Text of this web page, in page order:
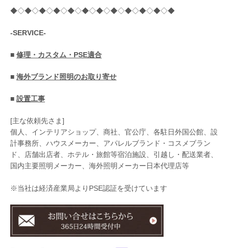
◆◇◆◇◆◇◆◇◆◇◆◇◆◇◆◇◆◇◆◇◆◇◆
-SERVICE-
■ 修理・カスタム・PSE適合
■ 海外ブランド照明のお取り寄せ
■ 設置工事
[主な依頼先さま]
個人、インテリアショップ、商社、官公庁、各駐日外国公館、設
計事務所、ハウスメーカー、アパレルブランド・コスメブラン
ド、店舗出店者、ホテル・旅館等宿泊施設、引越し・配送業者、
国内主要照明メーカー、海外照明メーカー日本代理店等
※当社は経済産業局よりPSE認証を受けています